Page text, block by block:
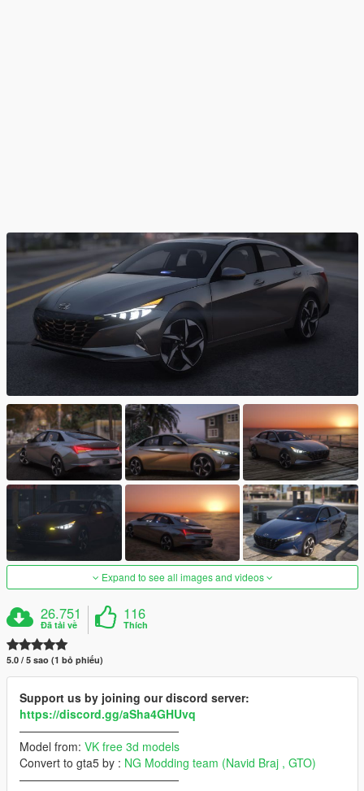
Expand to see all images and videos
26.751
Đã tải về
116
Thích
5.0 / 5 sao (1 bỏ phiếu)
Support us by joining our discord server:
https://discord.gg/aSha4GHUvq
——————————————
Model from: VK free 3d models
Convert to gta5 by : NG Modding team (Navid Braj , GTO)
——————————————